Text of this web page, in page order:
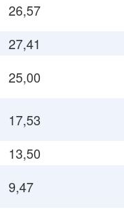
26,57
27,41
25,00
17,53
13,50
9,47